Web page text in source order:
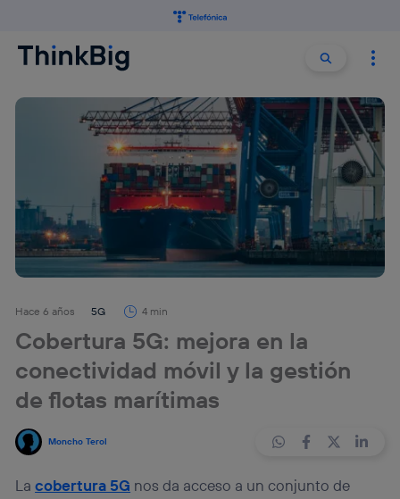
Buscar
Hace 6 años 5G 4 min
Cobertura 5G: mejora en la
conectividad móvil y la gestión
de flotas marítimas
Moncho Terol
La cobertura 5G nos da acceso a un conjunto de